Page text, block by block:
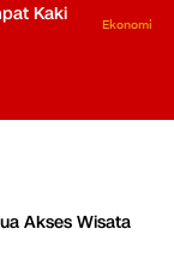
Kaki
Ekonomi
Akses Wisata